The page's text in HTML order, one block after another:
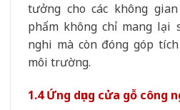
tưởng cho các không
phẩm không chỉ mang lại
nghi mà còn đóng góp
môi trường.
1.4 Ứng dụng cửa gỗ công